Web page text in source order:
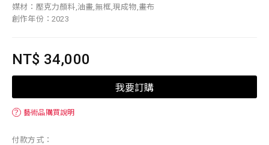
媒材：壓克力顏料,油畫,無框,現成物,畫布
創作年份：2023
NT$ 34,000
我要訂購
？ 藝術品購買說明
付款方式：